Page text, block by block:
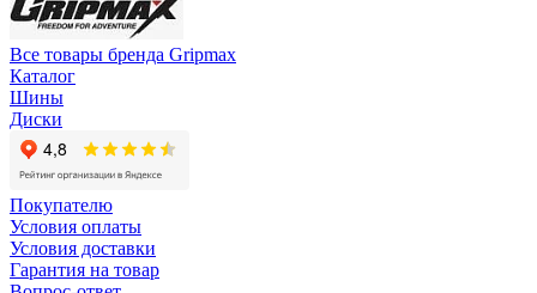
Все товары бренда Gripmax
Каталог
Шины
Диски
Покупателю
Условия оплаты
Условия доставки
Гарантия на товар